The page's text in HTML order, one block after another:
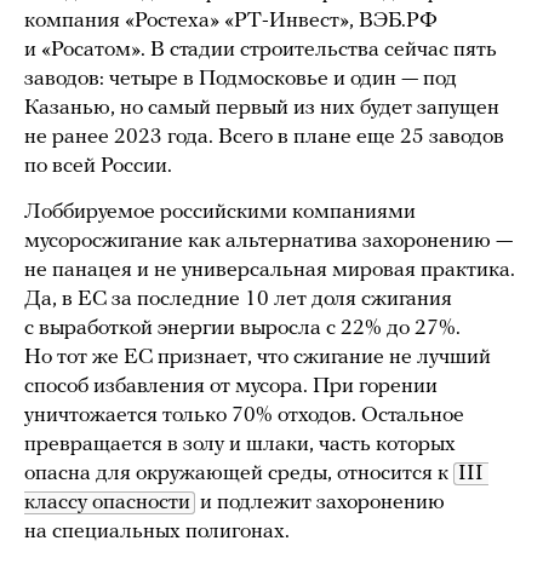
компания «Ростеха» «РТ-Инвест», ВЭБ.РФ
и «Росатом». В стадии строительства сейчас пять
заводов: четыре в Подмосковье и один — под
Казанью, но самый первый из них будет запущен
не ранее 2023 года. Всего в плане еще 25 заводов
по всей России.
Лоббируемое российскими компаниями
мусоросжигание как альтернатива захоронению —
не панацея и не универсальная мировая практика.
Да, в ЕС за последние 10 лет доля сжигания
с выработкой энергии выросла с 22% до 27%.
Но тот же ЕС признает, что сжигание не лучший
способ избавления от мусора. При горении
уничтожается только 70% отходов. Остальное
превращается в золу и шлаки, часть которых
опасна для окружающей среды, относится к III
классу опасности и подлежит захоронению
на специальных полигонах.